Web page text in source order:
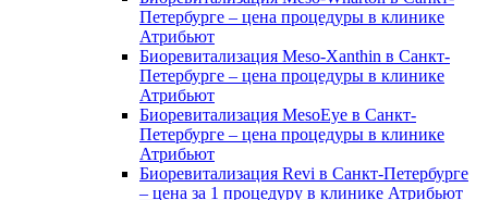
Петербурге – цена процедуры в клинике
Атрибьют
​​Биоревитализация Meso-Xanthin в Санкт-
Петербурге – цена процедуры в клинике
Атрибьют
​​Биоревитализация MesoEye в Санкт-
Петербурге – цена процедуры в клинике
Атрибьют
​​Биоревитализация Revi в Санкт-Петербурге
– цена за 1 процедуру в клинике Атрибьют